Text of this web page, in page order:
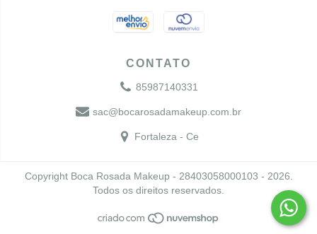
CONTATO
85987140331
sac@bocarosadamakeup.com.br
Fortaleza - Ce
Copyright Boca Rosada Makeup - 28403058000103 - 2026.
Todos os direitos reservados.